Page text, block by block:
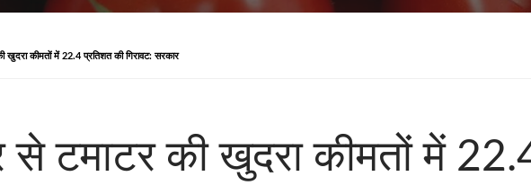
खुदरा कीमतों में 22.4 प्रतिशत की गिरावट: सरकार
से टमाटर की खुदरा कीमतों में